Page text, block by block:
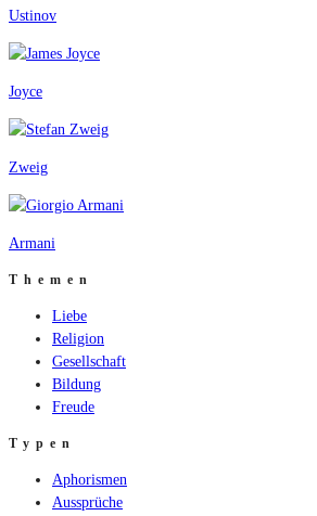
Ustinov
Joyce
Zweig
Armani
Themen
Liebe
Religion
Gesellschaft
Bildung
Freude
Typen
Aphorismen
Aussprüche